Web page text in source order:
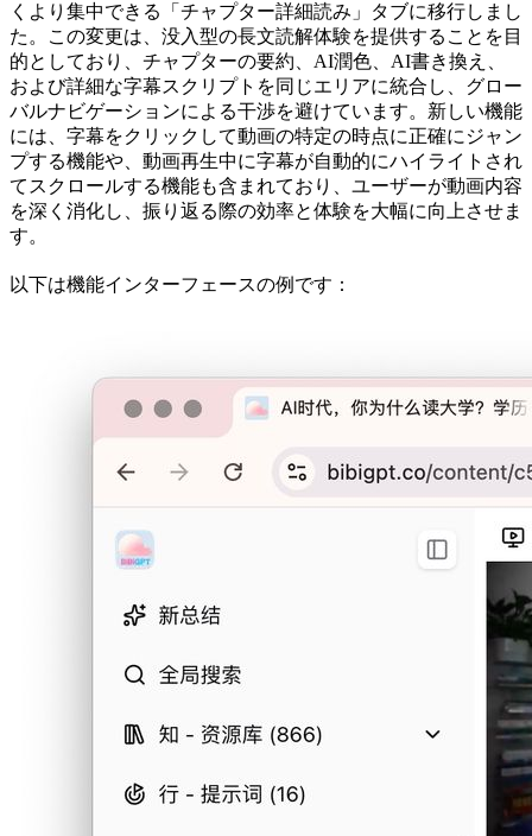
くより集中できる「チャプター詳細読み」タブに移行しまし
た。この変更は、没入型の長文読解体験を提供することを目
的としており、チャプターの要約、AI潤色、AI書き換え、
および詳細な字幕スクリプトを同じエリアに統合し、グロー
バルナビゲーションによる干渉を避けています。新しい機能
には、字幕をクリックして動画の特定の時点に正確にジャン
プする機能や、動画再生中に字幕が自動的にハイライトされ
てスクロールする機能も含まれており、ユーザーが動画内容
を深く消化し、振り返る際の効率と体験を大幅に向上させま
す。
以下は機能インターフェースの例です：